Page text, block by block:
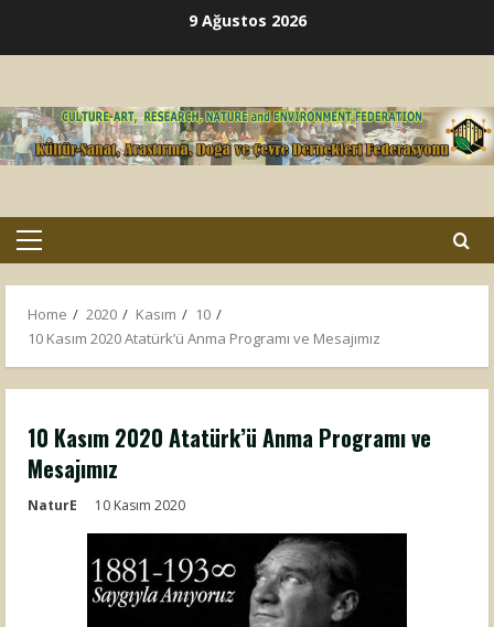
9 Ağustos 2026
Primary
Home 2020 Kasım
10
10 Kasım 2020 Atatürk’ü Anma Programı ve Mesajımız
10 Kasım 2020 Atatürk’ü Anma Programı ve
Mesajımız
NaturE 10 Kasım 2020